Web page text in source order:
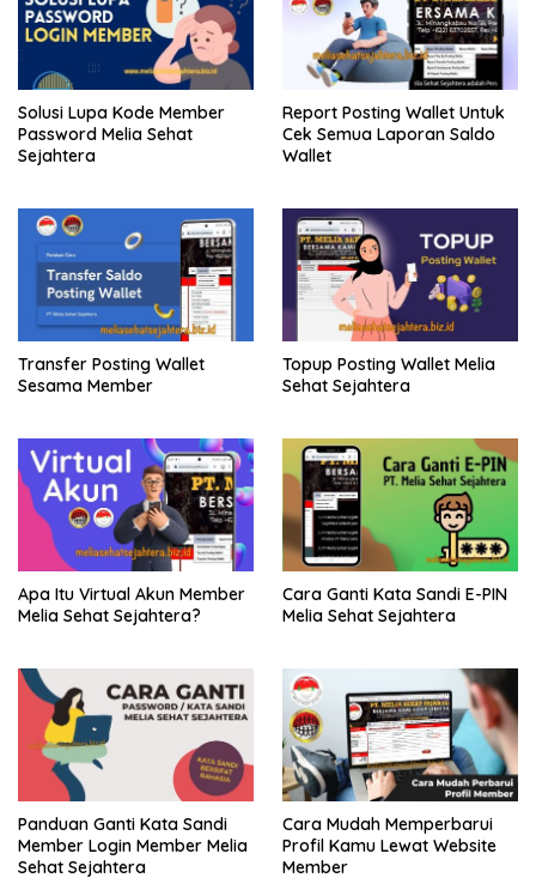
Solusi Lupa Kode Member
Password Melia Sehat
Sejahtera
Report Posting Wallet Untuk
Cek Semua Laporan Saldo
Wallet
Transfer Posting Wallet
Sesama Member
Topup Posting Wallet Melia
Sehat Sejahtera
Apa Itu Virtual Akun Member
Melia Sehat Sejahtera?
Cara Ganti Kata Sandi E-PIN
Melia Sehat Sejahtera
Panduan Ganti Kata Sandi
Member Login Member Melia
Sehat Sejahtera
Cara Mudah Memperbarui
Profil Kamu Lewat Website
Member